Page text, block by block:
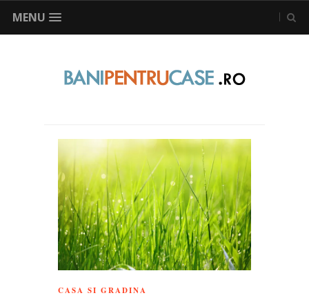
MENU
CASA SI GRADINA